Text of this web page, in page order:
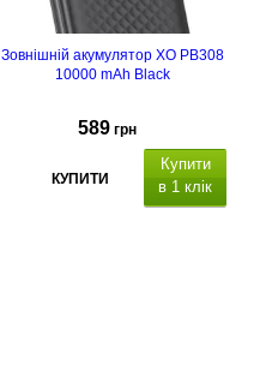
Зовнішній акумулятор XO PB308
10000 mAh Black
589 грн
КУПИТИ
Купити
в 1 клік